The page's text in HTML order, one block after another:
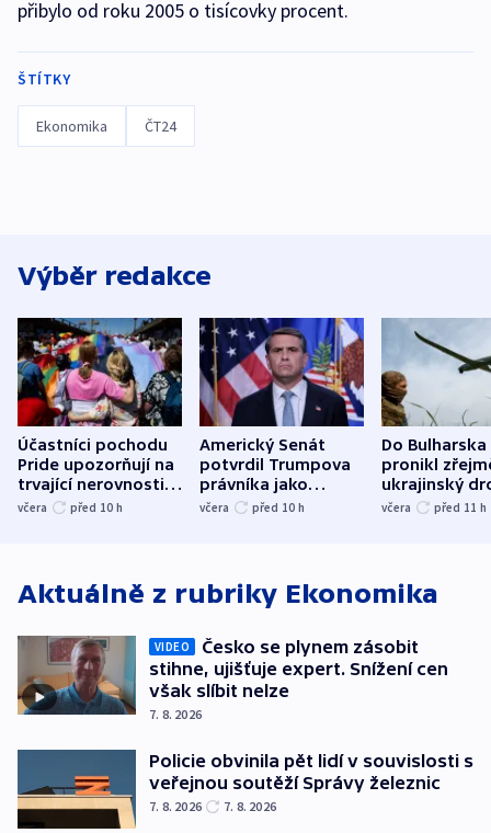
přibylo od roku 2005 o tisícovky procent.
ŠTÍTKY
Ekonomika ČT24
Výběr redakce
Účastníci pochodu
Pride upozorňují na
trvající nerovnosti i
společenskou
včera před 10 h
Americký Senát
potvrdil Trumpova
právníka jako
ministra
včera před 10 h
Do Bulharska
pronikl
ukrajinský
explodoval
včera před 11 h
Aktuálně z rubriky Ekonomika
VIDEO
Česko se plynem zásobit
stihne, ujišťuje expert. Snížení cen
však slíbit nelze
7. 8. 2026
Policie obvinila pět lidí v souvislosti s
veřejnou soutěží Správy železnic
7. 8. 2026 7. 8. 2026